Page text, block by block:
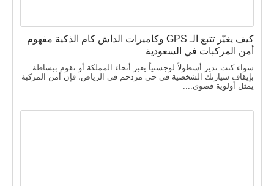
كيف يغيّر تتبع الـ GPS وكاميرات الداش كام الذكية مفهوم
أمن المركبات في السعودية
سواء كنت تدير أسطولاً لوجستياً يعبر أنحاء المملكة أو تقوم ببساطة
بإيقاف سيارتك الشخصية في حي مزدحم في الرياض، فإن أمن المركبة
يمثل أولوية قصوى....